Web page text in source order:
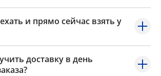
и прямо сейчас взять у
доставку в день